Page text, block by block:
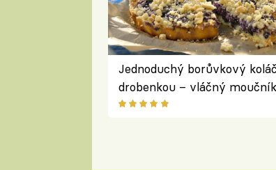
Jednoduchý borůvkový
drobenkou – vláčný
ovoce